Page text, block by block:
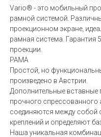
Vario® - это мобильный
рамной системой.
проекционном экране,
рамная система. Гарантия
проекции.
РАМА
Простой, но
произведено в Австрии.
Дополнительные вставные
прочного спрессованного
соединяются между
креплений и определяют
Наша уникальная